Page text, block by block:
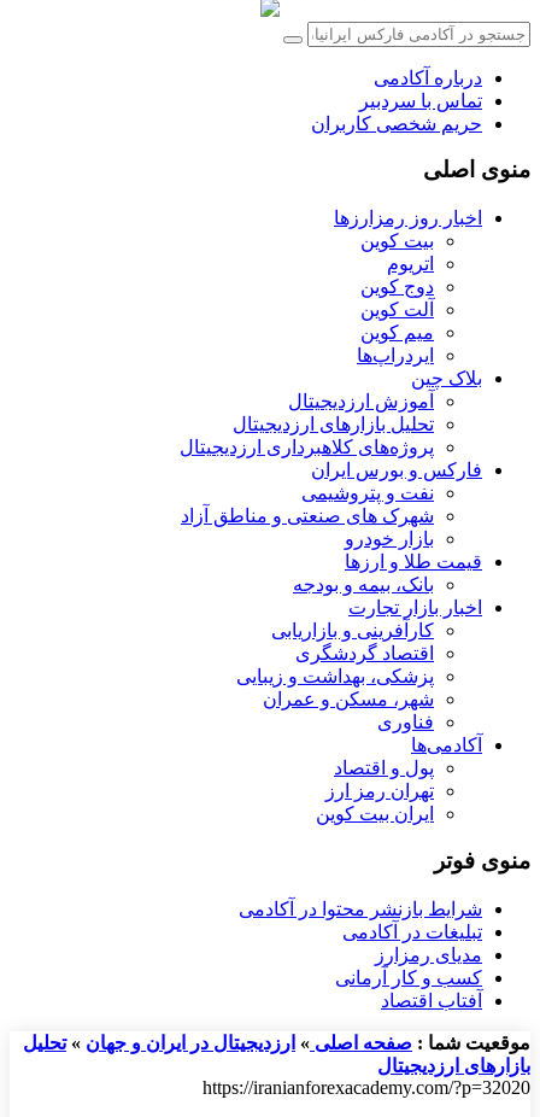
درباره آکادمی
تماس با سردبیر
حریم شخصی کاربران
منوی اصلی
اخبار روز رمزارزها
بیت کوین
اتریوم
دوج کوین
آلت کوین
میم کوین‌
ایردراپ‌ها
بلاک چین
آموزش ارزدیجیتال
تحلیل بازارهای ارزدیجیتال
پروژه‌های کلاهبرداری ارزدیجیتال
فارکس و بورس ایران
نفت و پتروشیمی
شهرک های صنعتی و مناطق آزاد
بازار خودرو
قیمت طلا و ارزها
بانک، بیمه و بودجه
اخبار بازار تجارت
کارآفرینی و بازاریابی
اقتصاد گردشگری
پزشکی، بهداشت و زیبایی
شهر، مسکن و عمران
فناوری
آکادمی‌ها
پول و اقتصاد
تهران رمز ارز
ایران بیت کوین
منوی فوتر
شرایط بازنشر محتوا در آکادمی
تبلیغات در آکادمی
مدیای رمزارز
کسب و کار آرمانی
آفتاب اقتصاد
موقعیت شما : صفحه اصلی » ارزدیجیتال در ایران و جهان »تحلیل
بازارهای ارزدیجیتال
https://iranianforexacademy.com/?p=32020